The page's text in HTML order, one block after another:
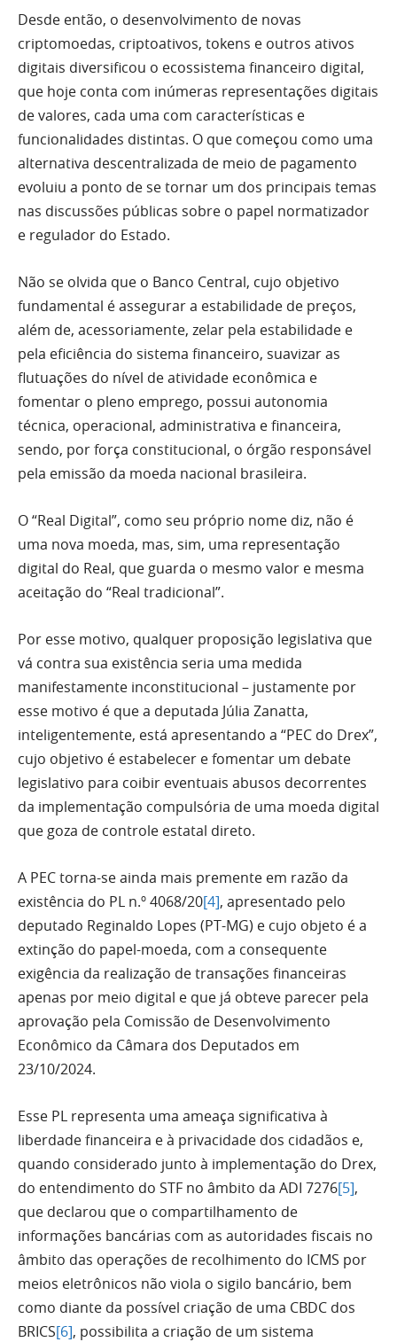
Desde então, o desenvolvimento de novas
criptomoedas, criptoativos, tokens e outros ativos
digitais diversificou o ecossistema financeiro digital,
que hoje conta com inúmeras representações digitais
de valores, cada uma com características e
funcionalidades distintas. O que começou como uma
alternativa descentralizada de meio de pagamento
evoluiu a ponto de se tornar um dos principais temas
nas discussões públicas sobre o papel normatizador
e regulador do Estado.
Não se olvida que o Banco Central, cujo objetivo
fundamental é assegurar a estabilidade de preços,
além de, acessoriamente, zelar pela estabilidade e
pela eficiência do sistema financeiro, suavizar as
flutuações do nível de atividade econômica e
fomentar o pleno emprego, possui autonomia
técnica, operacional, administrativa e financeira,
sendo, por força constitucional, o órgão responsável
pela emissão da moeda nacional brasileira.
O “Real Digital”, como seu próprio nome diz, não é
uma nova moeda, mas, sim, uma representação
digital do Real, que guarda o mesmo valor e mesma
aceitação do “Real tradicional”.
Por esse motivo, qualquer proposição legislativa que
vá contra sua existência seria uma medida
manifestamente inconstitucional – justamente por
esse motivo é que a deputada Júlia Zanatta,
inteligentemente, está apresentando a “PEC do Drex”,
cujo objetivo é estabelecer e fomentar um debate
legislativo para coibir eventuais abusos decorrentes
da implementação compulsória de uma moeda digital
que goza de controle estatal direto.
A PEC torna-se ainda mais premente em razão da
existência do PL n.º 4068/20[4], apresentado pelo
deputado Reginaldo Lopes (PT-MG) e cujo objeto é a
extinção do papel-moeda, com a consequente
exigência da realização de transações financeiras
apenas por meio digital e que já obteve parecer pela
aprovação pela Comissão de Desenvolvimento
Econômico da Câmara dos Deputados em
23/10/2024.
Esse PL representa uma ameaça significativa à
liberdade financeira e à privacidade dos cidadãos e,
quando considerado junto à implementação do Drex,
do entendimento do STF no âmbito da ADI 7276[5],
que declarou que o compartilhamento de
informações bancárias com as autoridades fiscais no
âmbito das operações de recolhimento do ICMS por
meios eletrônicos não viola o sigilo bancário, bem
como diante da possível criação de uma CBDC dos
BRICS[6], possibilita a criação de um sistema